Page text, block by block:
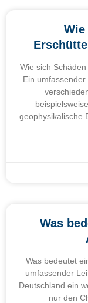
Wie sich
Ein
geophysikalische
Was
Was bedeutet
umfassender
Deutschland ein
nur den